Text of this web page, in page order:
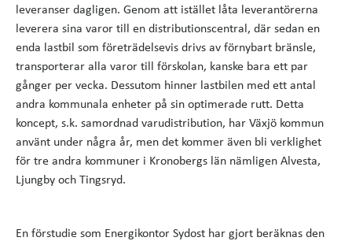
leveranser dagligen. Genom att istället låta leverantörerna
leverera sina varor till en distributionscentral, där sedan en
enda lastbil som företrädelsevis drivs av förnybart bränsle,
transporterar alla varor till förskolan, kanske bara ett par
gånger per vecka. Dessutom hinner lastbilen med ett antal
andra kommunala enheter på sin optimerade rutt. Detta
koncept, s.k. samordnad varudistribution, har Växjö kommun
använt under några år, men det kommer även bli verklighet
för tre andra kommuner i Kronobergs län nämligen Alvesta,
Ljungby och Tingsryd.
En förstudie som Energikontor Sydost har gjort beräknas den